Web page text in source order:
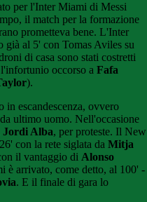
per l'Inter Miami di Messi
il match per la formazione
prometteva bene. L'Inter
già al 5' con Tomas Aviles su
di casa sono stati costretti
occorso a Fafa
).
escandescenza, ovvero
ultimo uomo. Nell'occasione
Jordi Alba, per proteste. Il New
con la rete siglata da Mitja
il vantaggio di Alonso
è arrivato, come detto, al 100' -
. E il finale di gara lo